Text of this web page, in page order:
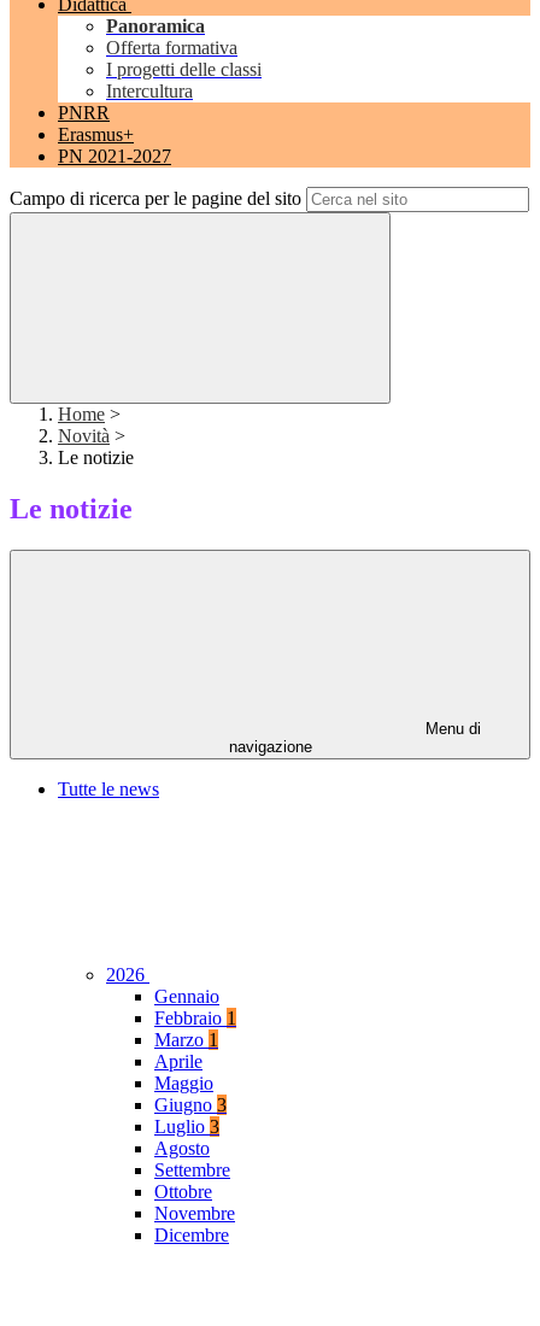
Didattica
Panoramica
Offerta formativa
I progetti delle classi
Intercultura
PNRR
Erasmus+
PN 2021-2027
Campo di ricerca per le pagine del sito
Home >
Novità >
Le notizie
Le notizie
Menu di
navigazione
Tutte le news
2026
Gennaio
Febbraio 1
Marzo 1
Aprile
Maggio
Giugno 3
Luglio 3
Agosto
Settembre
Ottobre
Novembre
Dicembre